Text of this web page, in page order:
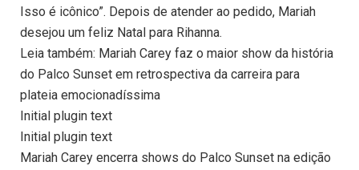
Isso é icônico”. Depois de atender ao pedido, Mariah
desejou um feliz Natal para Rihanna.
Leia também: Mariah Carey faz o maior show da história
do Palco Sunset em retrospectiva da carreira para
plateia emocionadíssima
Initial plugin text
Initial plugin text
Mariah Carey encerra shows do Palco Sunset na edição